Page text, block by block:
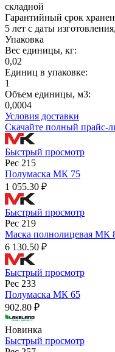
складной
Гарантийный срок
5 лет с даты
Упаковка
Вес единицы, кг:
0,02
Единиц в упаковке:
1
Объем единицы, м3:
0,0004
Условия доставки
Скачайте полный прайс-
Быстрый просмотр
Рес 215
Полумаска МК 75
1 055.30 ₽
Быстрый просмотр
Рес 219
Маска полнолицевая МК
6 130.50 ₽
Быстрый просмотр
Рес 233
Полумаска МК 65
902.80 ₽
Новинка
Быстрый просмотр